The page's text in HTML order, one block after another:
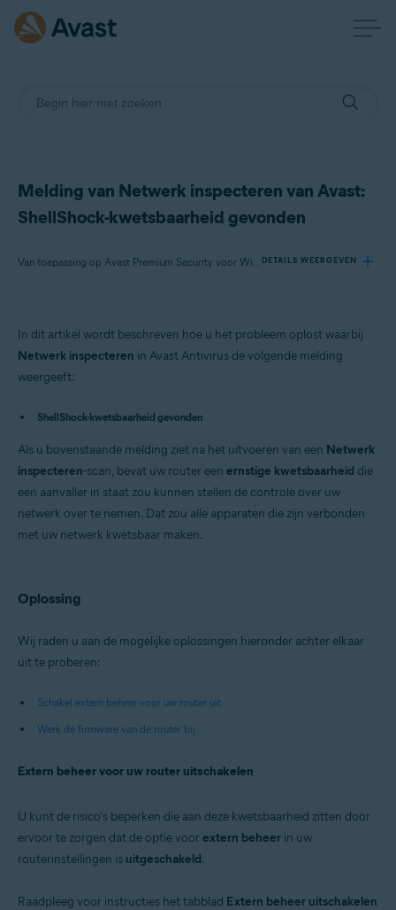
Melding van Netwerk inspecteren van Avast:
ShellShock-kwetsbaarheid gevonden
Van toepassing op Avast Premium Security voor Windows, Avast Free Antivirus voor Windows, Avast Premium Security voor Mac, Avast Security voor Mac DETAILS WEERGEVEN
Producten:
Avast Premium Security 22.x voor Windows
Avast Premium Security 15.x voor Mac
Microsoft Windows 10 Home / Pro / Enterprise / Education – 32-/64-bits
Microsoft Windows 8.x / Pro / Enterprise – 32-/64-bits
Microsoft Windows 8 / Pro / Enterprise – 32-/64-bits
Enterprise / Ultimate – Service Pack 1 met Convenient Rollup Update, 32
Apple macOS 10.15.x (Catalina)
Apple macOS 10.13.x (High Sierra)
Apple Mac OS X 10.11.x (El Capitan)
In dit artikel wordt beschreven hoe u het probleem oplost waarbij
Netwerk inspecteren in Avast Antivirus de volgende melding
weergeeft:
ShellShock-kwetsbaarheid gevonden
Als u bovenstaande melding ziet na het uitvoeren van een Netwerk
inspecteren-scan, bevat uw router een ernstige kwetsbaarheid die
een aanvaller in staat zou kunnen stellen de controle over uw
netwerk over te nemen. Dat zou alle apparaten die zijn verbonden
met uw netwerk kwetsbaar maken.
Oplossing
Wij raden u aan de mogelijke oplossingen hieronder achter elkaar
uit te proberen:
Schakel extern beheer voor uw router uit
Werk de firmware van de router bij
Extern beheer voor uw router uitschakelen
U kunt de risico's beperken die aan deze kwetsbaarheid zitten door
ervoor te zorgen dat de optie voorextern beheer in uw
routerinstellingen is uitgeschakeld.
Raadpleeg voor instructies het tabblad Extern beheer uitschakelen